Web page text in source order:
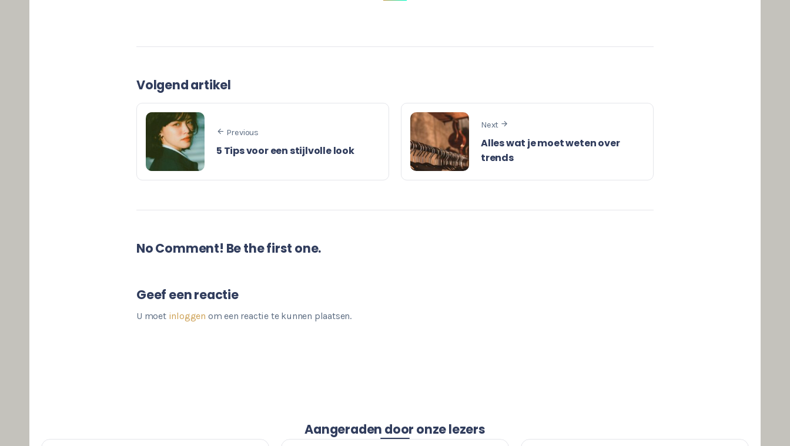
Volgend artikel
Previous
5 Tips voor een stijlvolle look
Next
Alles wat je moet weten over
trends
No Comment! Be the first one.
Geef een reactie
U moet inloggen om een reactie te kunnen plaatsen.
Aangeraden door onze lezers